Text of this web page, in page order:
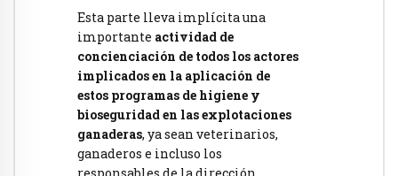
Esta parte lleva implícita una
importante actividad de
concienciación de todos los actores
implicados en la aplicación de
estos programas de higiene y
bioseguridad en las explotaciones
ganaderas, ya sean veterinarios,
ganaderos e incluso los